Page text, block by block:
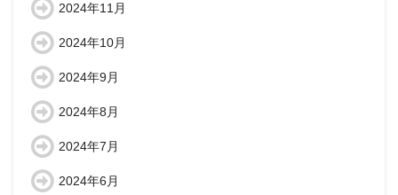
2024年11月
2024年10月
2024年9月
2024年8月
2024年7月
2024年6月